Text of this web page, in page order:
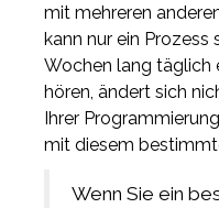
mit mehreren
kann nur ein Prozess
Wochen lang täglich
hören, ändert sich
Ihrer
mit diesem
Wenn Sie ein